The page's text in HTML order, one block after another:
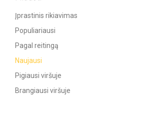
Įprastinis rikiavimas
Populiariausi
Pagal reitingą
Naujausi
Pigiausi viršuje
Brangiausi viršuje